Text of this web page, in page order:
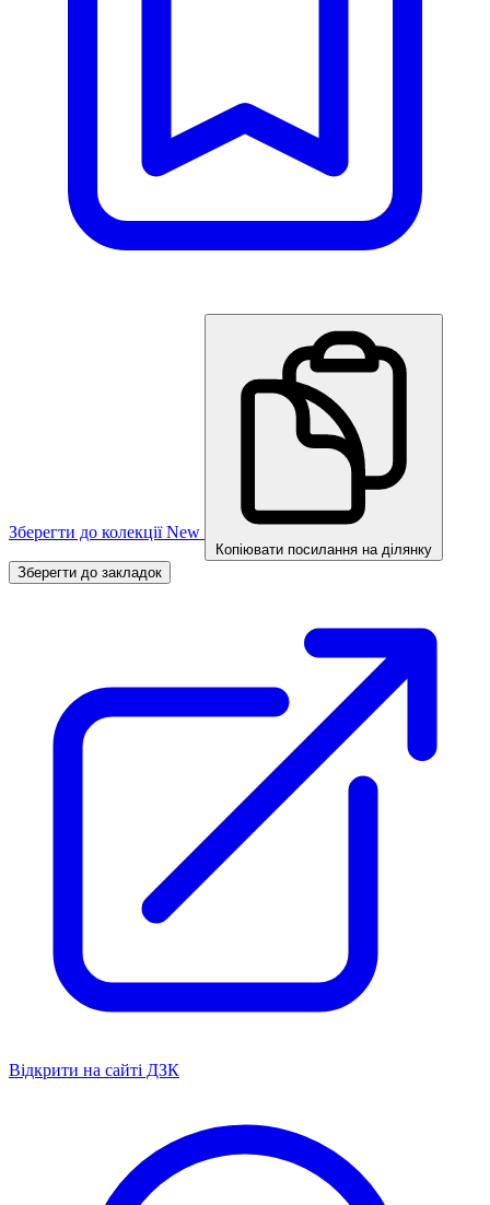
Зберегти до колекції New
Копіювати посилання на ділянку
Зберегти до закладок
Відкрити на сайті ДЗК